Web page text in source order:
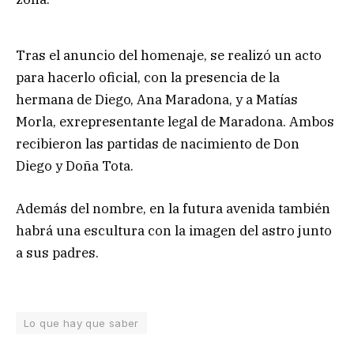
Tras el anuncio del homenaje, se realizó un acto
para hacerlo oficial, con la presencia de la
hermana de Diego, Ana Maradona, y a Matías
Morla, exrepresentante legal de Maradona. Ambos
recibieron las partidas de nacimiento de Don
Diego y Doña Tota.
Además del nombre, en la futura avenida también
habrá una escultura con la imagen del astro junto
a sus padres.
Lo que hay que saber